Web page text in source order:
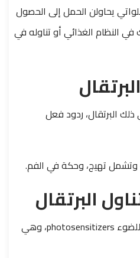
يحاولن الحمل إلى الحصول
النظام الغذائي أو تناوله في
البرتقال، ردود فعل
وتشمل تهيج، وحكة في الفم.
البرتقال
تعد الحمضيات من المحسسات للضوء photosensitizers، وهي